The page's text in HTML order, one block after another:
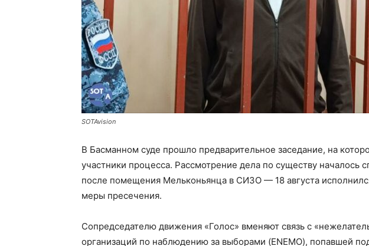
SOTAvision
В Басманном суде прошло предварительное заседание, на
участники процесса. Рассмотрение дела по существу началось
после помещения Мельконьянца в СИЗО — 18 августа
меры пресечения.
Сопредседателю движения «Голос» вменяют связь с
организаций по наблюдению за выборами (ENEMO), попавшей